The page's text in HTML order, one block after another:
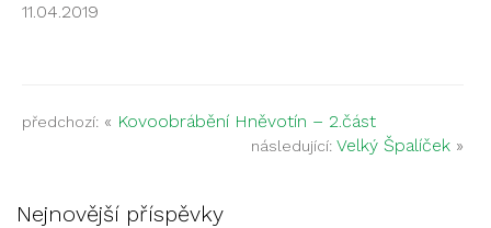
11.04.2019
předchozí: « Kovoobrábění Hněvotín – 2.část
následující: Velký Špalíček »
Nejnovější příspěvky